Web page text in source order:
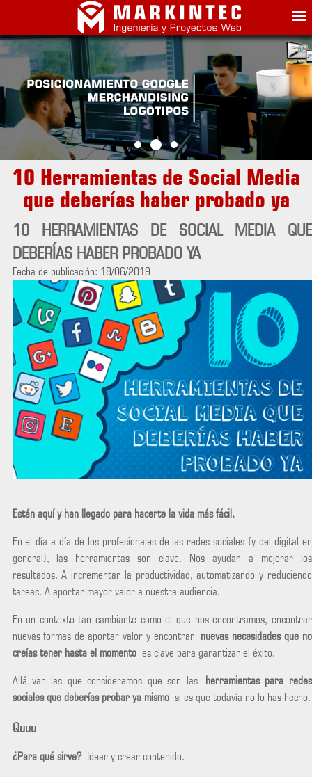
10 Herramientas de Social Media
que deberías haber probado ya
10 HERRAMIENTAS DE SOCIAL MEDIA QUE
DEBERÍAS HABER PROBADO YA
Fecha de publicación: 18/06/2019
Están aquí y han llegado para hacerte la vida más fácil.
En el día a día de los profesionales de las redes sociales (y del digital en
general), las herramientas son clave. Nos ayudan a mejorar los
resultados. A incrementar la productividad, automatizando y reduciendo
tareas. A aportar mayor valor a nuestra audiencia.
En un contexto tan cambiante como el que nos encontramos, encontrar
nuevas formas de aportar valor y encontrar nuevas necesidades que no
creías tener hasta el momentoes clave para garantizar el éxito.
Allá van las que consideramos que son las herramientas para redes
sociales que deberías probar ya mismosi es que todavía no lo has hecho.
Quuu
¿Para qué sirve? Idear y crear contenido.